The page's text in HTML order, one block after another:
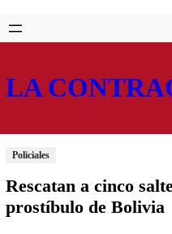
Saltar
al
Skip
to
LA
Policiales
Rescatan a cinco
prostíbulo de Bolivia